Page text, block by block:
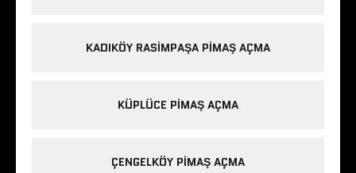
KADIKÖY RASIMPAŞA PIMAŞ AÇMA
KÜPLÜCE PIMAŞ AÇMA
ÇENGELKÖY PIMAŞ AÇMA